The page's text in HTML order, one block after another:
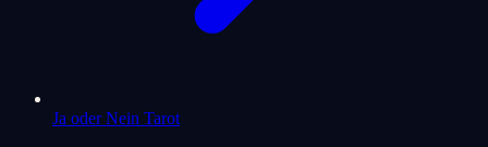
Ja oder Nein Tarot